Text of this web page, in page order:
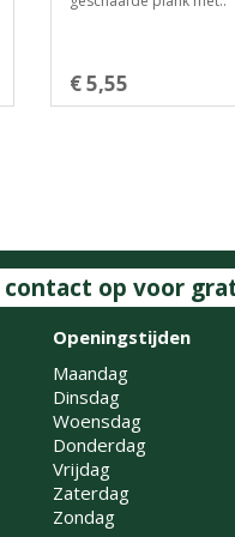
€ 5,55
op voor
Openingstijden
Maandag
Dinsdag
Woensdag
Donderdag
Vrijdag
Zaterdag
Zondag